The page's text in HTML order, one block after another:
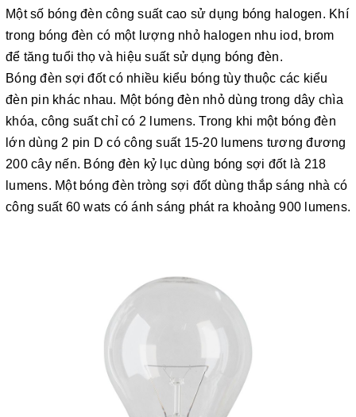
Một số bóng đèn công suất cao sử dụng bóng halogen. Khí
trong bóng đèn có một lượng nhỏ halogen nhu iod, brom
để tăng tuổi thọ và hiệu suất sử dụng bóng đèn.
Bóng đèn sợi đốt có nhiều kiểu bóng tùy thuộc các kiểu
đèn pin khác nhau. Một bóng đèn nhỏ dùng trong dây chìa
khóa, công suất chỉ có 2 lumens. Trong khi một bóng đèn
lớn dùng 2 pin D có công suất 15-20 lumens tương đương
200 cây nến. Bóng đèn kỷ lục dùng bóng sợi đốt là 218
lumens. Một bóng đèn tròng sợi đốt dùng thắp sáng nhà có
công suất 60 wats có ánh sáng phát ra khoảng 900 lumens.